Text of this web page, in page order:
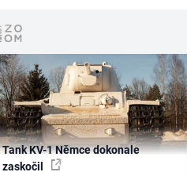
Tank KV-1 Němce dokonale
zaskočil